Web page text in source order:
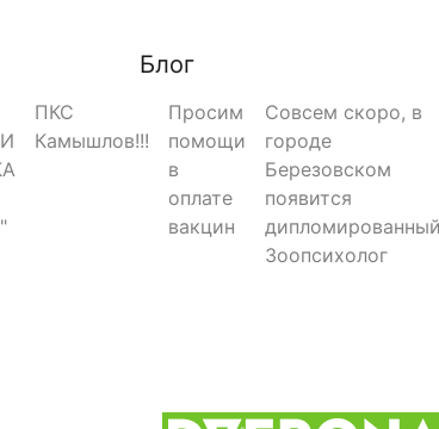
Блог
ПКС
Камышлов!!!
Просим
помощи
в
оплате
вакцин
Совсем скоро, в
городе
Березовском
появится
дипломированный
Зоопсихолог